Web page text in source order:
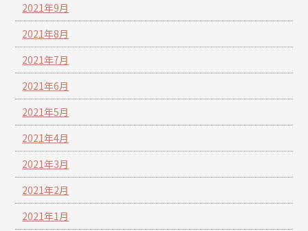
2021年9月
2021年8月
2021年7月
2021年6月
2021年5月
2021年4月
2021年3月
2021年2月
2021年1月